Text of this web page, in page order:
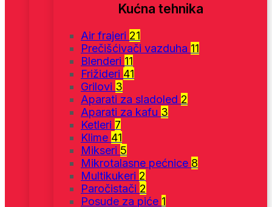
Kućna tehnika
Air frajeri 21
Prečišćivači vazduha 11
Blenderi 11
Frižideri 41
Grilovi 3
Aparati za sladoled 2
Aparati za kafu 3
Ketleri 7
Klime 41
Mikseri 5
Mikrotalasne pećnice 8
Multikukeri 2
Paročistači 2
Posude za piće 1